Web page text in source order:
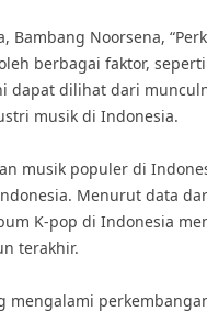
Bambang Noorsena,
berbagai faktor,
dapat dilihat dari
musik di Indonesia.
musik populer di
Menurut data
K-pop di Indonesia
terakhir.
mengalami